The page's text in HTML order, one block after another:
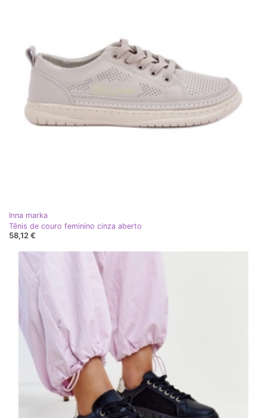
Inna marka
Tênis de couro feminino cinza aberto
58,12 €